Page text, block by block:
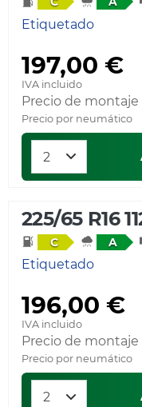
Etiquetado
197,00 €
IVA incluido
Precio de
Precio por neumático
225/65 R16
C A
Etiquetado
196,00 €
IVA incluido
Precio de
Precio por neumático